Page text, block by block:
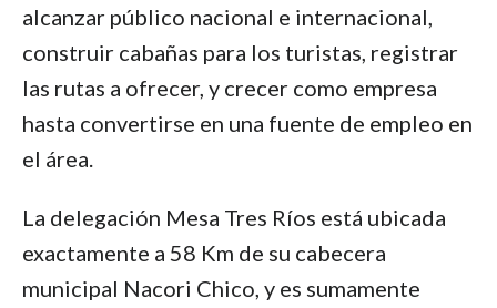
alcanzar público nacional e internacional,
construir cabañas para los turistas, registrar
las rutas a ofrecer, y crecer como empresa
hasta convertirse en una fuente de empleo en
el área.
La delegación Mesa Tres Ríos está ubicada
exactamente a 58 Km de su cabecera
municipal Nacori Chico, y es sumamente